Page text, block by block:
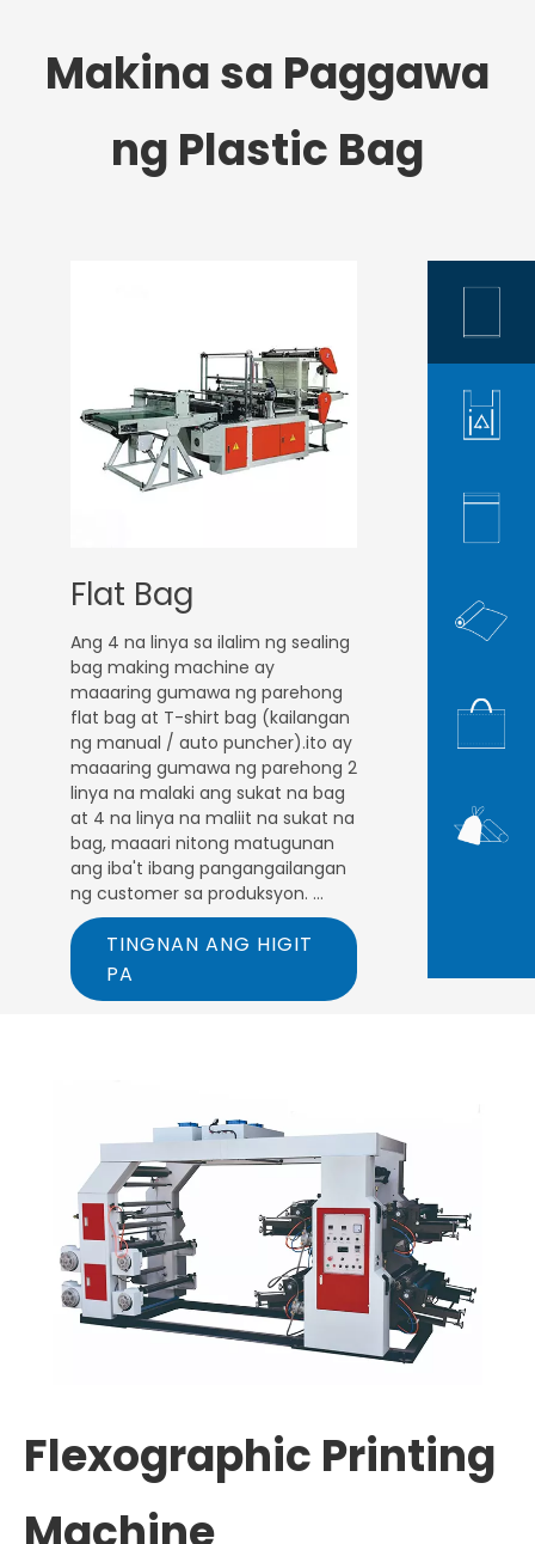
Makina sa Paggawa
ng Plastic Bag
Flat Bag
Ang 4 na linya sa ilalim ng sealing
bag making machine ay
maaaring gumawa ng parehong
flat bag at T-shirt bag (kailangan
ng manual / auto puncher).ito ay
maaaring gumawa ng parehong 2
linya na malaki ang sukat na bag
at 4 na linya na maliit na sukat na
bag, maaari nitong matugunan
ang iba't ibang pangangailangan
ng customer sa produksyon.
Ang makina ay mas mahabang
buhay sa Chinese servo motor.ito
ay maaaring gamitin nang higit
sa 10 taon. Ang makinang
knife na may air tube, hindi na
kailangan ng manggagawa na
hilahin ang bag kapag gumawa
ng mahabang bag. Higit pa
,Sealing bar na may heater,
nakakagawa ito ng makapal na
bag Orihinal na disenyo
Pneumatic brake, masisiguro
nitong hindi mahuhulog ang
kutsilyo kapag walang kuryente
TINGNAN ANG HIGIT
PA
Flexographic Printing